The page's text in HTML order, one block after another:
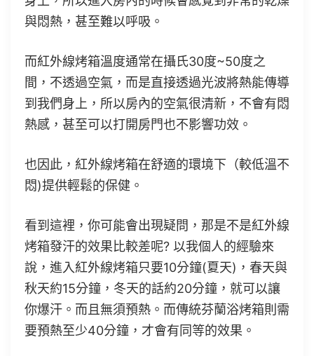
與悶熱，甚至難以呼吸。
而紅外線烤箱溫度通常在攝氏30度~50度之
間，不透過空氣，而是直接透過光波將熱能傳導
到我們身上，所以房內的空氣很清新，不會有悶
熱感，甚至可以打開房門也不影響功效。
也因此，紅外線烤箱在舒適的環境下（較低溫不
悶)提供輕鬆的保健。
看到這裡，你可能會出現疑問，那是不是紅外線
烤箱發汗的效果比較差呢? 以我個人的經驗來
說，進入紅外線烤箱只要10分鐘(夏天)，春天與
秋天約15分鐘，冬天的話約20分鐘，就可以讓
你爆汗。而且無須預熱。而傳統芬蘭浴烤箱則需
要預熱至少40分鐘，才會有同等的效果。